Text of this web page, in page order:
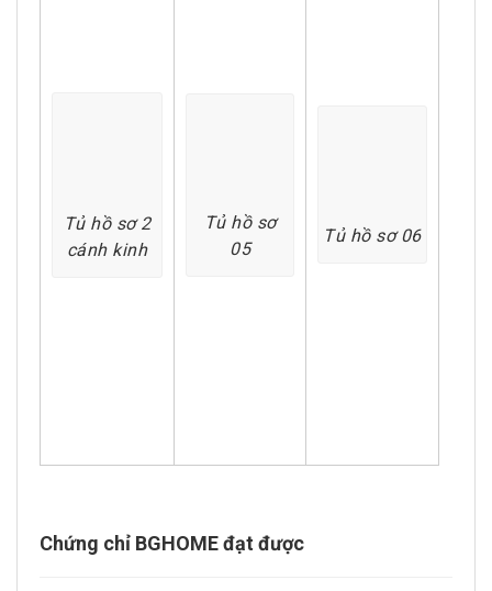
Tủ hồ sơ 2
cánh kinh
Tủ hồ sơ
05
Tủ hồ sơ 06
Chứng chỉ BGHOME đạt được